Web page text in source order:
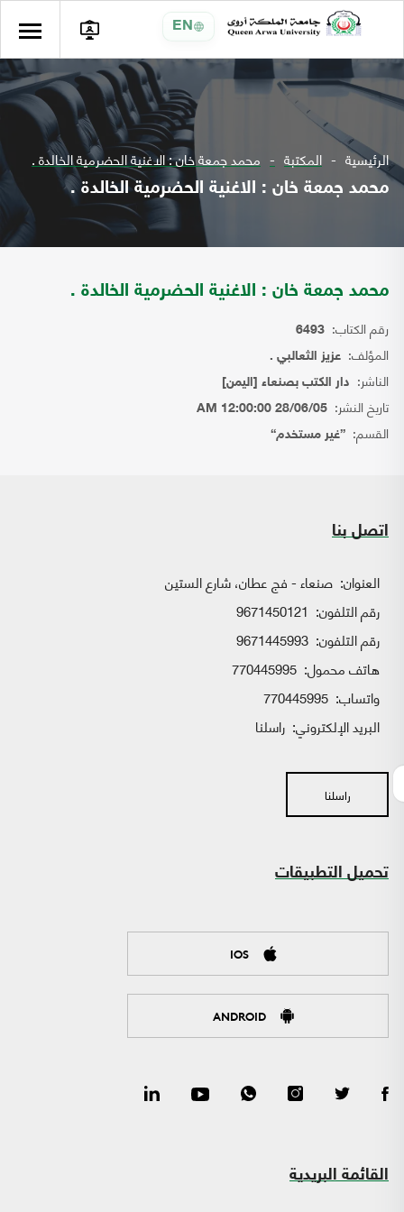
EN
الرئيسية المكتبة محمد جمعة خان : الاغنية الحضرمية الخالدة .
محمد جمعة خان : الاغنية الحضرمية الخالدة .
محمد جمعة خان : الاغنية الحضرمية الخالدة .
رقم الكتاب: 6493
المؤلف: عزيز الثعالبي .
الناشر: دار الكتب بصنعاء [اليمن]
تاريخ النشر: 28/06/05 12:00:00 AM
القسم: {غير مستخدم}
اتصل بنا
العنوان: صنعاء - فج عطان، شارع الستين
رقم التلفون: 9671450121
رقم التلفون: 9671445993
هاتف محمول: 770445995
واتساب:
البريد الإلكتروني: راسلنا
راسلنا
تحميل التطبيقات
IOS
ANDROID
القائمة البريدية